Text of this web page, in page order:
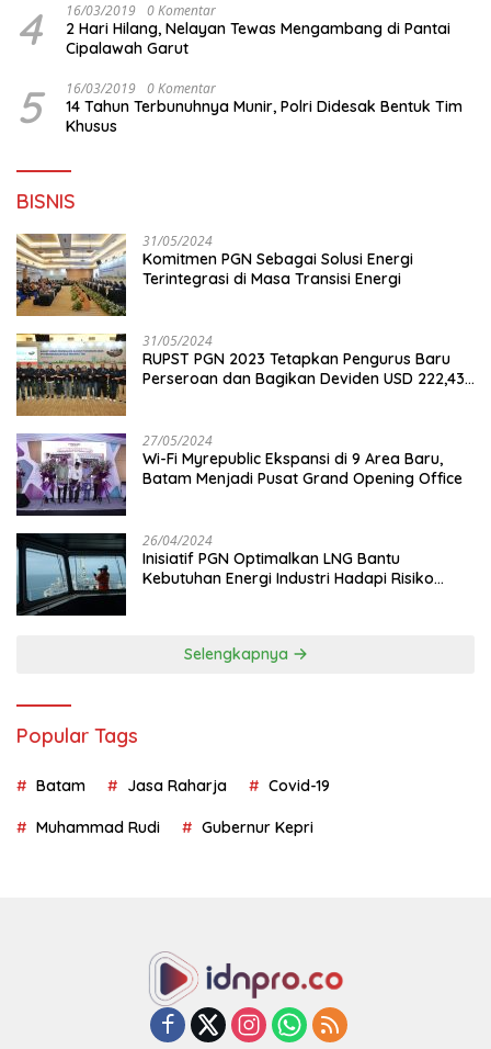
4 16/03/2019 0 Komentar
2 Hari Hilang, Nelayan Tewas Mengambang di Pantai
Cipalawah Garut
5 16/03/2019 0 Komentar
14 Tahun Terbunuhnya Munir, Polri Didesak Bentuk Tim
Khusus
BISNIS
31/05/2024
Komitmen PGN Sebagai Solusi Energi
Terintegrasi di Masa Transisi Energi
31/05/2024
RUPST PGN 2023 Tetapkan Pengurus Baru
Perseroan dan Bagikan Deviden USD 222,43
27/05/2024
Wi-Fi Myrepublic Ekspansi di 9 Area Baru,
Batam Menjadi Pusat Grand Opening Office
26/04/2024
Inisiatif PGN Optimalkan LNG Bantu
Kebutuhan Energi Industri Hadapi Risiko
Selengkapnya
Popular Tags
Batam Jasa Raharja Covid-19
Muhammad Rudi Gubernur Kepri